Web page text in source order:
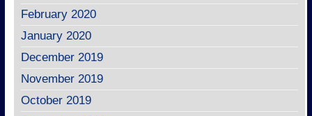
February 2020
January 2020
December 2019
November 2019
October 2019